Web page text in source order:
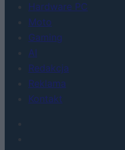
Hardware PC
Moto
Gaming
AI
Redakcja
Reklama
Kontakt